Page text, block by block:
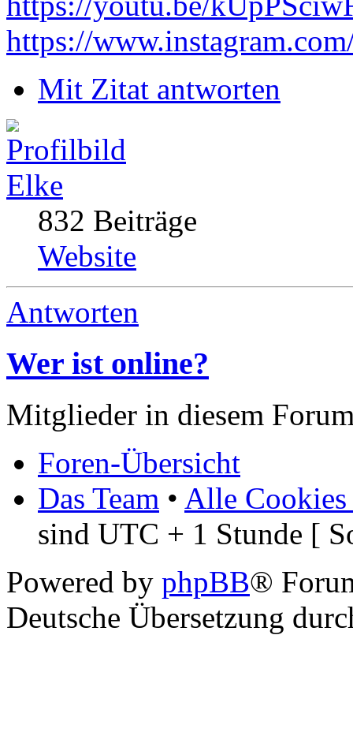
https://
Mit Zitat antworten
Elke
832 Beiträge
Website
Antworten
Wer ist online?
Mitglieder in diesem
Foren-Übersicht
Das Team • Alle Cookies
sind UTC + 1 Stunde [
Powered by phpBB®
Deutsche Übersetzung